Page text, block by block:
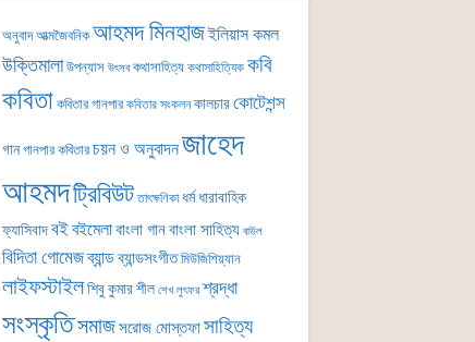
অনুবাদ আত্মজৈবনিক আহমদ মিনহাজইলিয়াস কমল
উক্তিমালা উপন্যাস উৎসব কথাসাহিত্য কথাসাহিত্যিক কবি
কবিতা কবিতার গানপার কবিতার সংকলন কালচারকোটেশন্স
গান গানপার কবিতার চয়ন ও অনুবাদনজাহেদ
আহমদট্রিবিউট তাৎক্ষণিকা ধর্ম ধারাবাহিক
ফ্যাসিবাদবইবইমেলাবাংলা গানবাংলা সাহিত্য বাউল
বিদিতা গোমেজব্যান্ডব্যান্ডসংগীত মিউজিশিয়্যান
লাইফস্টাইলশিবু কুমার শীল শেখ লুৎফর শ্রদ্ধা
সংস্কৃতিসমাজসরোজ মোস্তফাসাহিত্য